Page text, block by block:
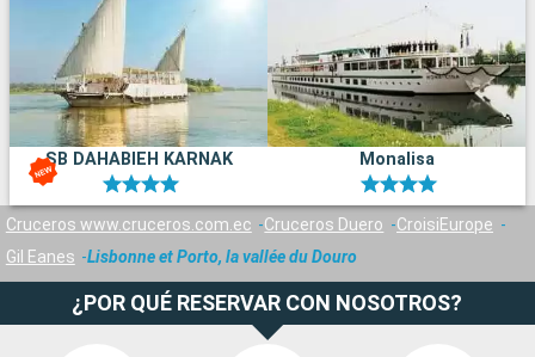
SB DAHABIEH KARNAK Monalisa
Cruceros www.cruceros.com.ec Cruceros Duero
CroisiEurope
Gil Eanes
Lisbonne et Porto, la vallée du Douro
¿POR QUÉ RESERVAR CON NOSOTROS?